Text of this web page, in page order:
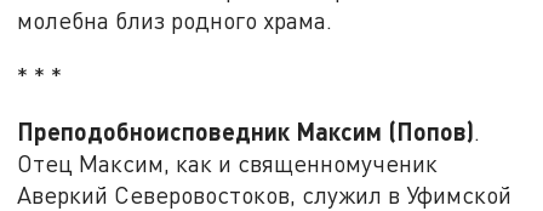
молебна близ родного храма.
* * *
Преподобноисповедник Максим (Попов).
Отец Максим, как и священномученик
Аверкий Северовостоков, служил в Уфимской